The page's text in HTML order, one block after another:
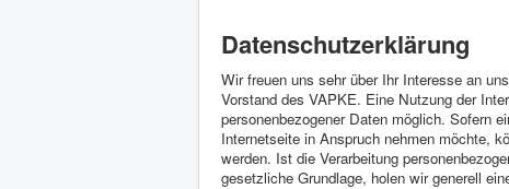
Datenschutzerklärung
Wir freuen uns sehr über Ihr Interesse an
Vorstand des VAPKE. Eine Nutzung der
personenbezogener Daten möglich. Sofern
Internetseite in Anspruch nehmen möchte,
werden. Ist die Verarbeitung
gesetzliche Grundlage, holen wir generell